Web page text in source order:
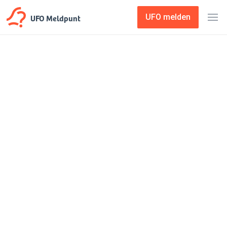
UFO Meldpunt UFO melden